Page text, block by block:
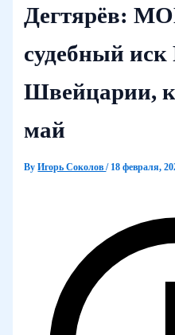
Дегтярёв:
судебный иск
Швейцарии,
май
ByИгорь Соколов/ 18 февраля,